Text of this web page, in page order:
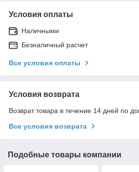
Условия оплаты
Наличными
Безналичный расчет
Все условия оплаты
Условия возврата
Возврат товара в течение 14 дней по
Все условия возврата
Подобные товары компании